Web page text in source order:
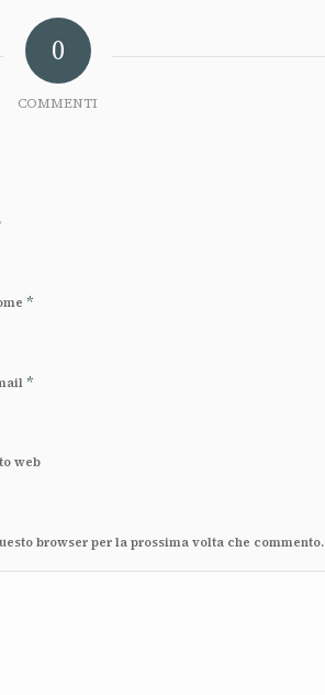
0
COMMENTI
*
*
web
browser per la prossima volta che commento.